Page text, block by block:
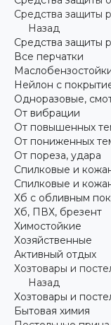
Средства защиты
Назад
Средства защиты
Все перчатки
Нейлон с
Одноразовые,
От вибрации
От повышенных
От пониженных
От пореза, удара
Спилковые и
Спилковые и
Хб с обливным
Хб, ПВХ, брезент
Химостойкие
Хозяйственные
Активный отдых
Хозтовары и
Назад
Хозтовары и
Бытовая химия